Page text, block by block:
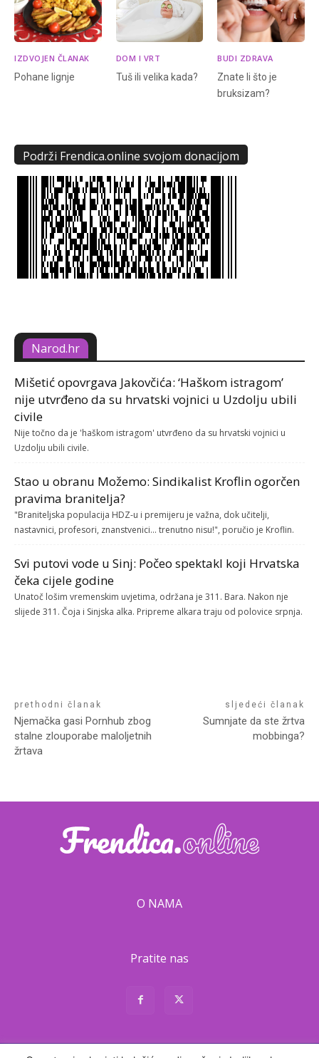
IZDVOJEN ČLANAK
Pohane lignje
DOM I VRT
Tuš ili velika kada?
BUDI ZDRAVA
Znate li što je
bruksizam?
Podrži Frendica.online svojom donacijom
Narod.hr
Mišetić opovrgava Jakovčića: ‘Haškom istragom’
nije utvrđeno da su hrvatski vojnici u Uzdolju ubili
civile
Nije točno da je 'haškom istragom' utvrđeno da su hrvatski vojnici u
Uzdolju ubili civile.
Stao u obranu Možemo: Sindikalist Kroflin ogorčen
pravima branitelja?
"Braniteljska populacija HDZ-u i premijeru je važna, dok učitelji,
nastavnici, profesori, znanstvenici... trenutno nisu!", poručio je Kroflin.
Svi putovi vode u Sinj: Počeo spektakl koji Hrvatska
čeka cijele godine
Unatoč lošim vremenskim uvjetima, održana je 311. Bara. Nakon nje
slijede 311. Čoja i Sinjska alka. Pripreme alkara traju od polovice srpnja.
prethodni članak
Njemačka gasi Pornhub zbog
stalne zlouporabe maloljetnih
žrtava
sljedeći članak
Sumnjate da ste žrtva
mobbinga?
O NAMA
Pratite nas